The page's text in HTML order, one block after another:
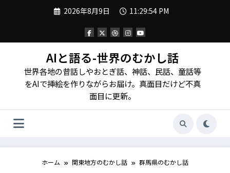
ツ
2026年8月9日 11:29:54 PM
AIと語る-世界のむかし話
世界各地の昔話しやおとぎ話、神話、民話、童話等
をAIで挿絵を作りながらお届け。真面目だけど不真
面目に更新。
ホーム 関東地方のむかし話 群馬県のむかし話